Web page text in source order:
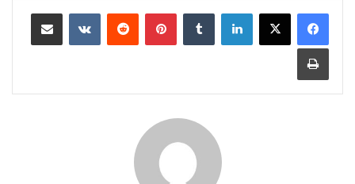
لينكدإن بينتيريست مشاركة عبر البريد
طباعة